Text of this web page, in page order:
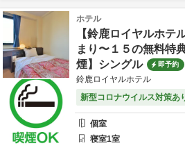
ホテル
【鈴鹿ロイヤルホ
まり〜１５の無料特
煙】シングル
即予約
鈴鹿ロイヤルホテル
新型コロナウイルス対策あ
個室
寝室1室